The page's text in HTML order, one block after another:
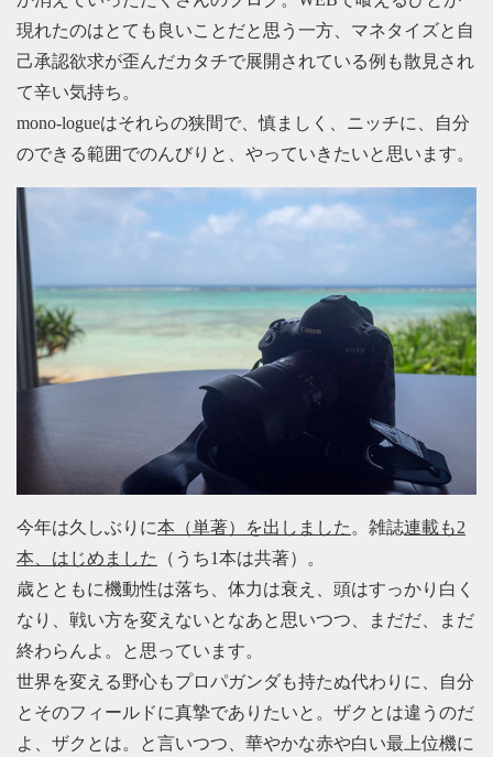
現れたのはとても良いことだと思う一方、マネタイズと自
己承認欲求が歪んだカタチで展開されている例も散見され
て辛い気持ち。
mono-logueはそれらの狭間で、慎ましく、ニッチに、自分
のできる範囲でのんびりと、やっていきたいと思います。
今年は久しぶりに本（単著）を出しました 。雑誌連載も2
本、はじめました
（うち1本は共著）。
歳とともに機動性は落ち、体力は衰え、頭はすっかり白く
なり、戦い方を変えないとなあと思いつつ、まだだ、まだ
終わらんよ。と思っています。
世界を変える野心もプロパガンダも持たぬ代わりに、自分
とそのフィールドに真摯でありたいと。ザクとは違うのだ
よ、ザクとは。と言いつつ、華やかな赤や白い最上位機に